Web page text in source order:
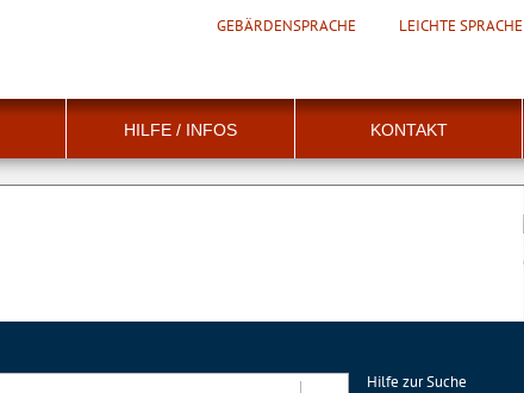
GEBÄRDENSPRACHE LEICHTE SPRACHE
HILFE / INFOS KONTAKT
Hilfe zur Suche